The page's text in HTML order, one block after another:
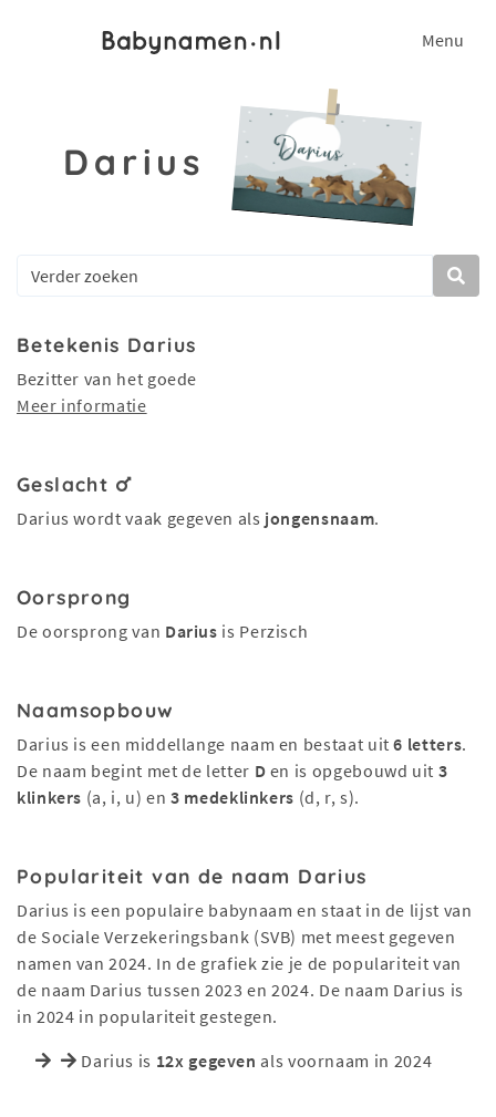
Menu
Darius
Betekenis Darius
Bezitter van het goede
Meer informatie
Geslacht
Darius wordt vaak gegeven als jongensnaam.
Oorsprong
De oorsprong van Darius is Perzisch
Naamsopbouw
Darius is een middellange naam en bestaat uit6 letters.
De naam begint met de letter D en is opgebouwd uit 3
klinkers (a, i, u) en3 medeklinkers (d, r, s).
Populariteit van de naam Darius
Darius is een populaire babynaam en staat in de lijst van
de Sociale Verzekeringsbank (SVB) met meest gegeven
namen van 2024. In de grafiek zie je de populariteit van
de naam Darius tussen 2023 en 2024. De naam Darius is
in 2024 in populariteit gestegen.
Darius is 12x gegeven als voornaam in 2024